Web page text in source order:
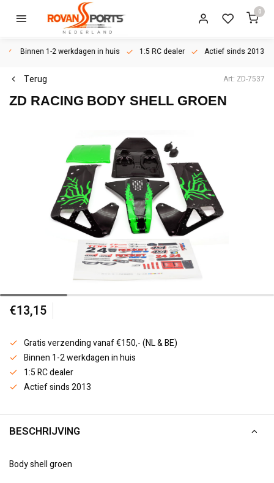
0
Binnen 1-2 werkdagen in huis 1:5 RC dealer Actief sinds 2013
Terug Art: ZD-7537
ZD RACING BODY SHELL GROEN
€13,15
Gratis verzending vanaf €150,- (NL & BE)
Binnen 1-2 werkdagen in huis
1:5 RC dealer
Actief sinds 2013
BESCHRIJVING
Body shell groen